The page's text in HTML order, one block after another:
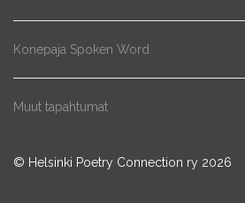
Konepaja Spoken Word
Muut tapahtumat
© Helsinki Poetry Connection ry 2026